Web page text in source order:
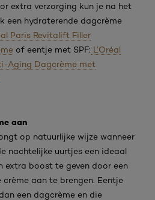
extra verzorging kun je na het
een hydraterende dagcrème
Paris Revitalift Filler
of eentje met SPF: L’Oréal
Aging Dagcrème met
aan
op natuurlijke wijze wanneer
nachtelijke uurtjes een ideaal
extra boost te geven door een
aan te brengen. Eentje
een dagcrème en die